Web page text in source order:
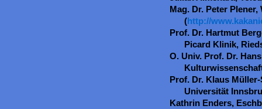
Mag. Dr. Peter Plener,
(http://
Prof. Dr. Hartmut
Picard Klinik,
O. Univ. Prof. Dr.
Prof. Dr. Klaus
Universität
Kathrin Enders,